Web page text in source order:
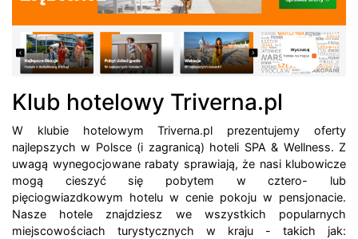
Klub hotelowy Triverna.pl
W klubie hotelowym Triverna.pl prezentujemy oferty
najlepszych w Polsce (i zagranicą) hoteli SPA & Wellness. Z
uwagą wynegocjowane rabaty sprawiają, że nasi klubowicze
mogą cieszyć się pobytem w cztero- lub
pięciogwiazdkowym hotelu w cenie pokoju w pensjonacie.
Nasze hotele znajdziesz we wszystkich popularnych
miejscowościach turystycznych w kraju - takich jak: